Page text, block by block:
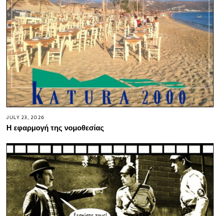
JULY 23, 2026
Η εφαρμογή της νομοθεσίας